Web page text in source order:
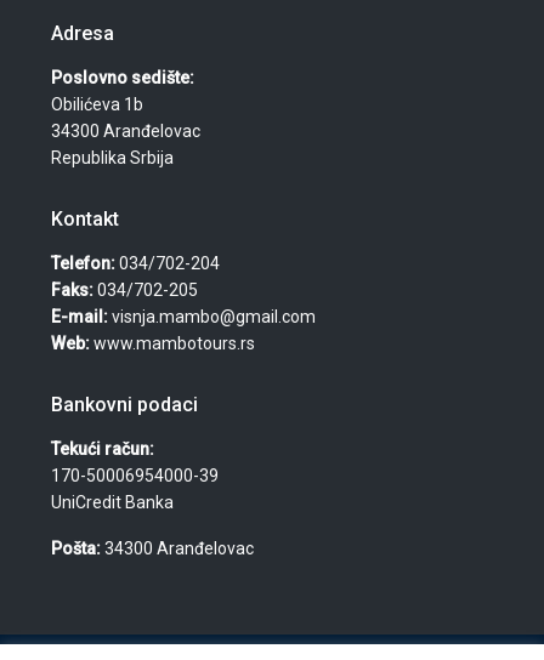
Adresa
Poslovno sedište:
Obilićeva 1b
34300 Aranđelovac
Republika Srbija
Kontakt
Telefon:034/702-204
Faks:034/702-205
E-mail:visnja.mambo@gmail.com
Web:www.mambotours.rs
Bankovni podaci
Tekući račun:
170-50006954000-39
UniCredit Banka
Pošta:34300 Aranđelovac